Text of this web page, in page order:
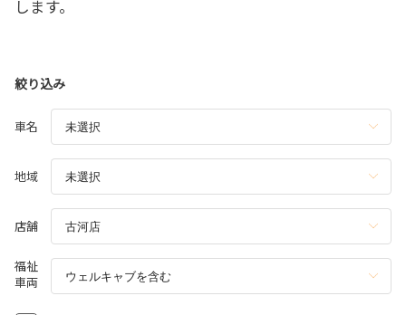
します。
絞り込み
車名
地域
店舗
福祉
車両